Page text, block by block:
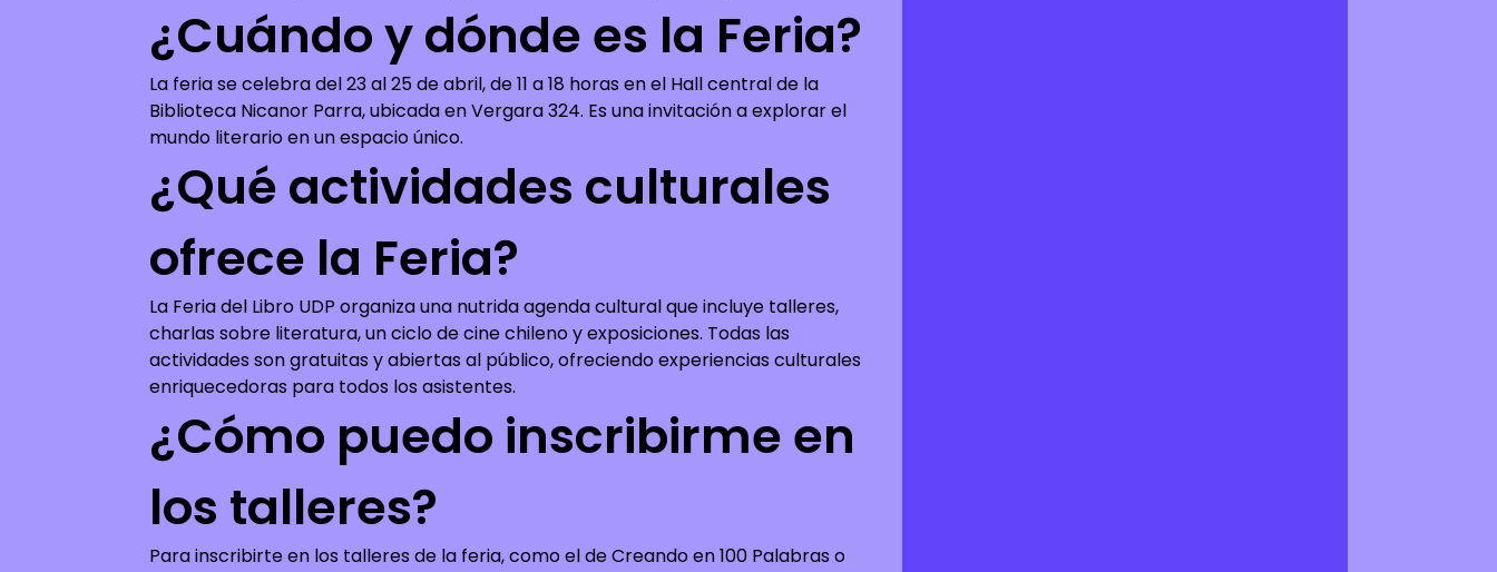
¿Cuándo y dónde es la Feria?
La feria se celebra del 23 al 25 de abril, de 11 a 18 horas en el Hall central de la
Biblioteca Nicanor Parra, ubicada en Vergara 324. Es una invitación a explorar el
mundo literario en un espacio único.
¿Qué actividades culturales
ofrece la Feria?
La Feria del Libro UDP organiza una nutrida agenda cultural que incluye talleres,
charlas sobre literatura, un ciclo de cine chileno y exposiciones. Todas las
actividades son gratuitas y abiertas al público, ofreciendo experiencias culturales
enriquecedoras para todos los asistentes.
¿Cómo puedo inscribirme en
los talleres?
Para inscribirte en los talleres de la feria, como el de Creando en 100 Palabras o